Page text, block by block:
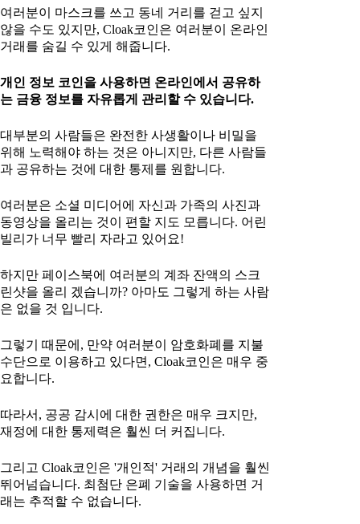
여러분이 마스크를 쓰고 동네 거리를 걷고 싶지
않을 수도 있지만, Cloak코인은 여러분이 온라인
거래를 숨길 수 있게 해줍니다.
개인 정보 코인을 사용하면 온라인에서 공유하
는 금융 정보를 자유롭게 관리할 수 있습니다.
대부분의 사람들은 완전한 사생활이나 비밀을
위해 노력해야 하는 것은 아니지만, 다른 사람들
과 공유하는 것에 대한 통제를 원합니다.
여러분은 소셜 미디어에 자신과 가족의 사진과
동영상을 올리는 것이 편할 지도 모릅니다. 어린
빌리가 너무 빨리 자라고 있어요!
하지만 페이스북에 여러분의 계좌 잔액의 스크
린샷을 올리 겠습니까? 아마도 그렇게 하는 사람
은 없을 것 입니다.
그렇기 때문에, 만약 여러분이 암호화폐를 지불
수단으로 이용하고 있다면, Cloak코인은 매우 중
요합니다.
따라서, 공공 감시에 대한 권한은 매우 크지만,
재정에 대한 통제력은 훨씬 더 커집니다.
그리고 Cloak코인은 '개인적' 거래의 개념을 훨씬
뛰어넘습니다. 최첨단 은폐 기술을 사용하면 거
래는 추적할 수 없습니다.